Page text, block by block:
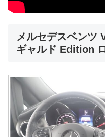
メルセデスベンツ
ギャルド Edition